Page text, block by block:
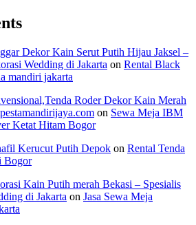
Dekor Kain Serut Putih Hijau Jaksel –
Wedding di Jakarta on Rental Black
mandiri jakarta
Roder Dekor Kain Merah
on Sewa Meja IBM
Ketat Hitam Bogor
Kerucut Putih Depok on Rental Tenda
Bogor
Kain Putih merah Bekasi – Spesialis
di Jakarta on Jasa Sewa Meja